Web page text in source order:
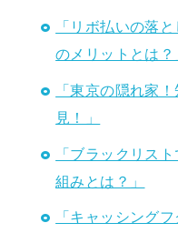
「リボ払いの落
のメリットとは？
「東京の隠れ家
見！」
「ブラックリス
組みとは？」
「キャッシング